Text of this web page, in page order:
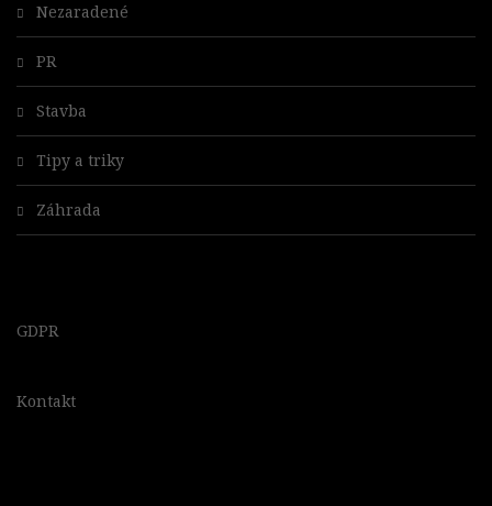
Nezaradené
PR
Stavba
Tipy a triky
Záhrada
GDPR
Kontakt